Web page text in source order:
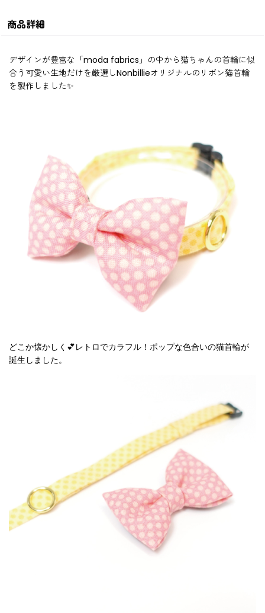
商品詳細
デザインが豊富な「moda fabrics」の中から猫ちゃんの首輪に似
合う可愛い生地だけを厳選しNonbillieオリジナルのリボン猫首輪
を製作しました✨
どこか懐かしく💕レトロでカラフル！ポップな色合いの猫首輪が
誕生しました。